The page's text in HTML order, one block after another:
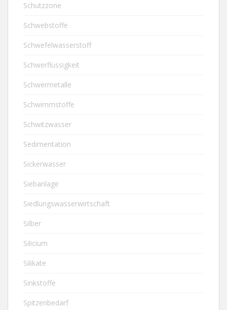
Schutzzone
Schwebstoffe
Schwefelwasserstoff
Schwerflüssigkeit
Schwermetalle
Schwimmstoffe
Schwitzwasser
Sedimentation
Sickerwasser
Siebanlage
Siedlungswasserwirtschaft
Silber
Silicium
Silikate
Sinkstoffe
Spitzenbedarf